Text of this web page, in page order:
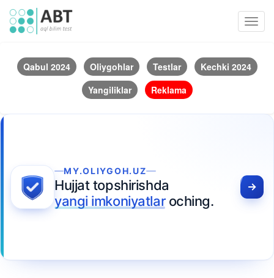
Qabul 2024 Oliygohlar Testlar
Kechki 2024
Yangiliklar
Reklama
MY.OLIYGOH.UZ
Hujjat topshirishda
yangi imkoniyatlaroching.